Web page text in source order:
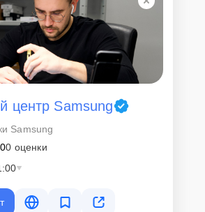
центр Samsung
Samsung
0 оценки